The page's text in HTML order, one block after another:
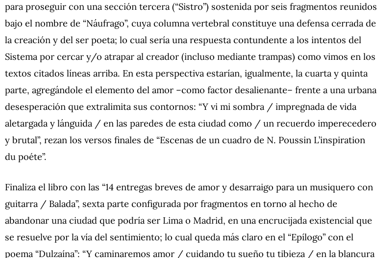
para proseguir con una sección tercera (“Sistro”) sostenida por seis fragmentos reunidos
bajo el nombre de “Náufrago”, cuya columna vertebral constituye una defensa cerrada de
la creación y del ser poeta; lo cual sería una respuesta contundente a los intentos del
Sistema por cercar y/o atrapar al creador (incluso mediante trampas) como vimos en los
textos citados líneas arriba. En esta perspectiva estarían, igualmente, la cuarta y quinta
parte, agregándole el elemento del amor –como factor desalienante– frente a una urbana
desesperación que extralimita sus contornos: “Y vi mi sombra / impregnada de vida
aletargada y lánguida / en las paredes de esta ciudad como / un recuerdo imperecedero
y brutal”, rezan los versos finales de “Escenas de un cuadro de N. Poussin L’inspiration
du poéte”.
Finaliza el libro con las “14 entregas breves de amor y desarraigo para un musiquero con
guitarra / Balada”, sexta parte configurada por fragmentos en torno al hecho de
abandonar una ciudad que podría ser Lima o Madrid, en una encrucijada existencial que
se resuelve por la vía del sentimiento; lo cual queda más claro en el “Epílogo” con el
poema “Dulzaína”: “Y caminaremos amor / cuidando tu sueño tu tibieza / en la blancura